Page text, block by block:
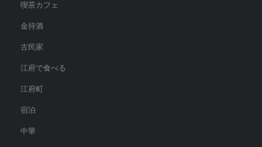
喫茶カフェ
金持酒
古民家
江府で食べる
江府町
宿泊
中華